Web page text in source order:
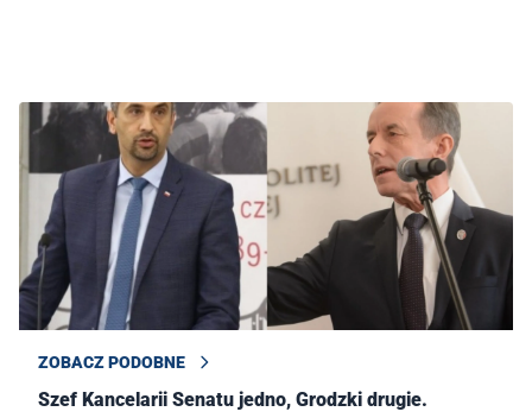
ZOBACZ PODOBNE
Szef Kancelarii Senatu jedno, Grodzki drugie.